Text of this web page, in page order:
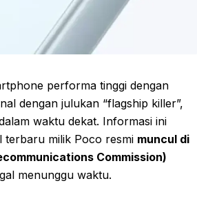
performa tinggi dengan
dengan julukan “flagship killer”,
waktu dekat. Informasi ini
terbaru milik Poco resmi muncul di
Commission)
menunggu waktu.